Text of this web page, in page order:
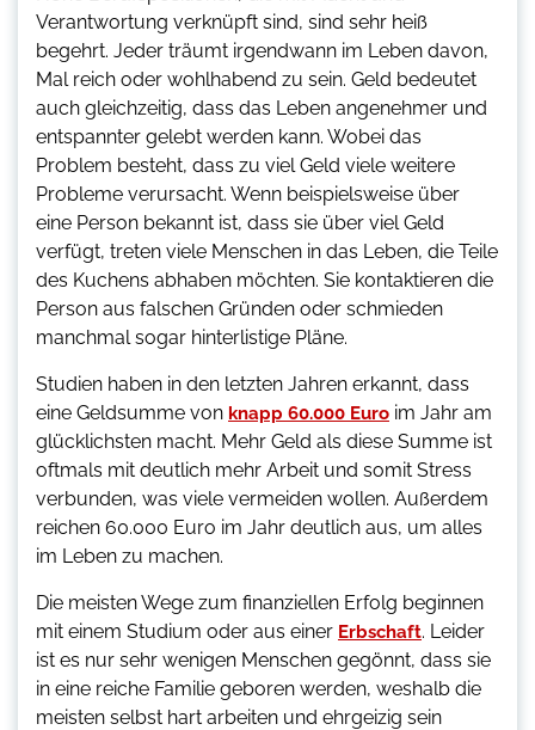
Verantwortung verknüpft sind, sind sehr heiß
begehrt. Jeder träumt irgendwann im Leben davon,
Mal reich oder wohlhabend zu sein. Geld bedeutet
auch gleichzeitig, dass das Leben angenehmer und
entspannter gelebt werden kann. Wobei das
Problem besteht, dass zu viel Geld viele weitere
Probleme verursacht. Wenn beispielsweise über
eine Person bekannt ist, dass sie über viel Geld
verfügt, treten viele Menschen in das Leben, die Teile
des Kuchens abhaben möchten. Sie kontaktieren die
Person aus falschen Gründen oder schmieden
manchmal sogar hinterlistige Pläne.
Studien haben in den letzten Jahren erkannt, dass
eine Geldsumme von knapp 60.000 Euro im Jahr am
glücklichsten macht. Mehr Geld als diese Summe ist
oftmals mit deutlich mehr Arbeit und somit Stress
verbunden, was viele vermeiden wollen. Außerdem
reichen 60.000 Euro im Jahr deutlich aus, um alles
im Leben zu machen.
Die meisten Wege zum finanziellen Erfolg beginnen
mit einem Studium oder aus einer Erbschaft. Leider
ist es nur sehr wenigen Menschen gegönnt, dass sie
in eine reiche Familie geboren werden, weshalb die
meisten selbst hart arbeiten und ehrgeizig sein